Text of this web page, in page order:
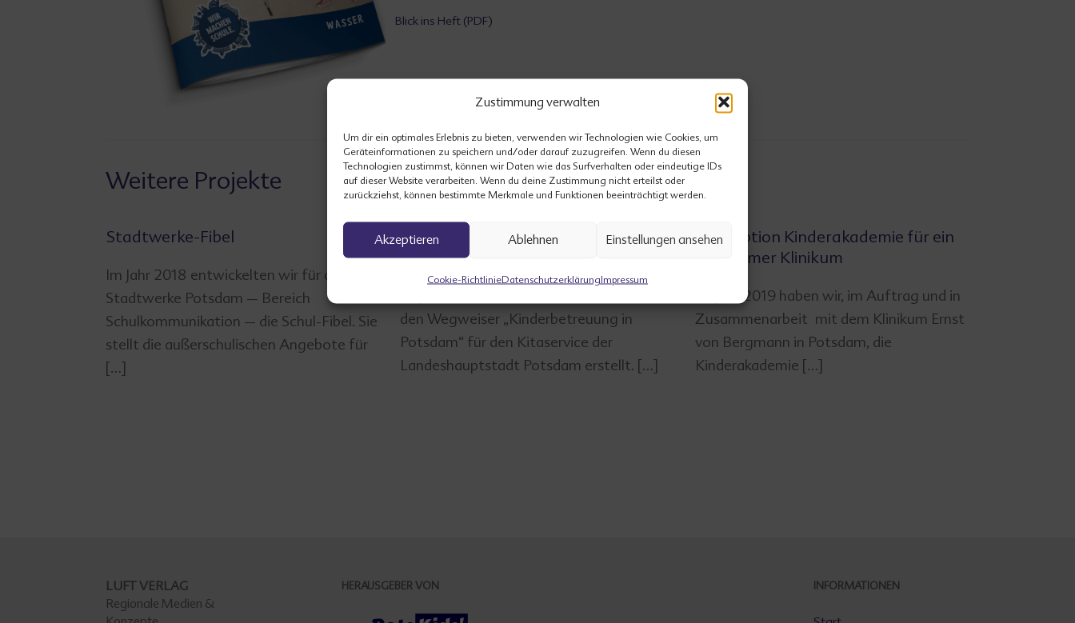
Zustimmung verwalten
Um dir ein optimales Erlebnis zu bieten, verwenden wir Technologien wie Cookies, um
Geräteinformationen zu speichern und/oder darauf zuzugreifen. Wenn du diesen
Technologien zustimmst, können wir Daten wie das Surfverhalten oder eindeutige IDs
auf dieser Website verarbeiten. Wenn du deine Zustimmung nicht erteilst oder
zurückziehst, können bestimmte Merkmale und Funktionen beeinträchtigt werden.
Akzeptieren Ablehnen Einstellungen ansehen
Cookie-RichtlinieDatenschutzerklärungImpressum
Blick ins Heft (PDF)
Weitere Projekte
Stadtwerke-Fibel
Im Jahr 2018 entwickelten wir für die
Stadtwerke Potsdam – Bereich
Schulkommunikation – die Schul-Fibel. Sie
stellt die außerschulischen Angebote für
[…]
Broschüre für den Kitaservice der
Stadt Potsdam
den Wegweiser „Kinderbetreuung in
Potsdam“ für den Kitaservice der
Landeshauptstadt Potsdam erstellt. […]
Konzeption Kinderakademie für ein
Potsdamer Klinikum
Im Jahr 2019 haben wir, im Auftrag und in
Zusammenarbeit mit dem Klinikum Ernst
von Bergmann in Potsdam, die
Kinderakademie […]
LUFT VERLAG
Regionale Medien &
HERAUSGEBER VON INFORMATIONEN